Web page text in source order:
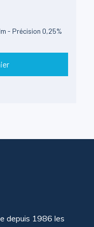
- Précision 0,25%
depuis 1986 les